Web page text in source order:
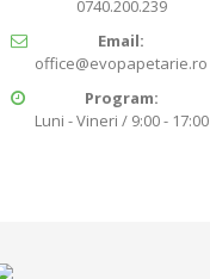
0740.200.239
Email:
office@evopapetarie.ro
Program:
Luni - Vineri / 9:00 - 17:00